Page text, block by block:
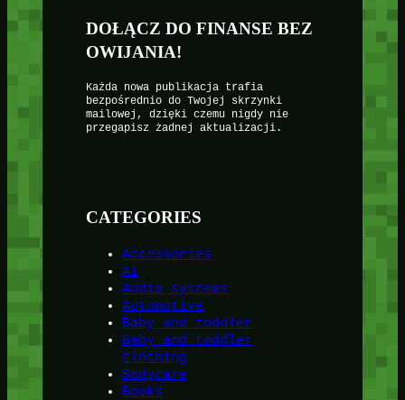
DOŁĄCZ DO FINANSE BEZ
OWIJANIA!
Każda nowa publikacja trafia
bezpośrednio do Twojej skrzynki
mailowej, dzięki czemu nigdy nie
przegapisz żadnej aktualizacji.
CATEGORIES
Accessories
AI
Audio systems
Automotive
Baby and toddler
Baby and toddler
clothing
Bodycare
Books